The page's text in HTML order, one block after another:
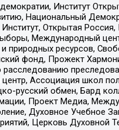
Институт
Национальный
Открытая
Международный
ресурсов,
фонд, Прожект
расследованию
Ассоциация школ
русский обмен, Бард
Проект Медиа,
Духовное Учебное
Церковь